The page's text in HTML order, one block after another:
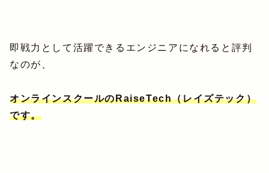
即戦力として活躍できるエンジニアになれると評判
なのが、
オンラインスクールのRaiseTech（レイズテック）
です。